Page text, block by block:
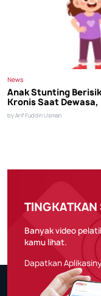
News
Anak Stunting
Kronis Saat
by Arif Fuddin Usman
TINGKATKAN
Banyak video
kamu lihat.
Dapatkan